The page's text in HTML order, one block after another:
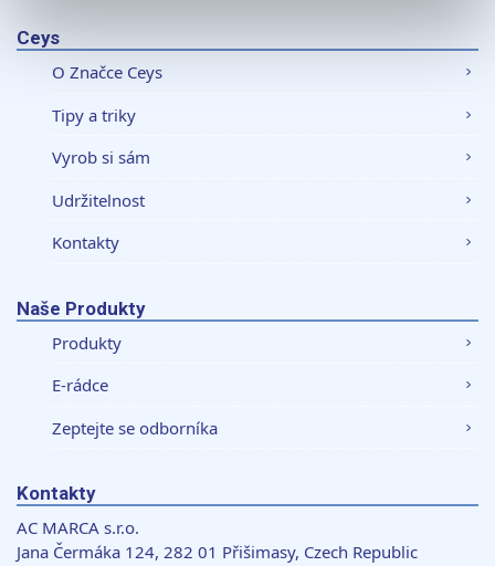
K personalizaci obsahu a reklam, poskytování funkcí
sociálních médií a analýze naší návštěvnosti využíváme
soubory cookie. Informace o tom, jak náš web používáte,
sdílíme se svými partnery pro sociální média, inzerci a
dalšími informacemi, které jste jim poskytli nebo které
získali v důsledku toho, že používáte jejich služby.
Ceys
O Značce Ceys
Tipy a triky
Vyrob si sám
Udržitelnost
Kontakty
Naše Produkty
Produkty
E-rádce
Zeptejte se odborníka
Kontakty
AC MARCA s.r.o.
Jana Čermáka 124, 282 01 Přišimasy, Czech Republic